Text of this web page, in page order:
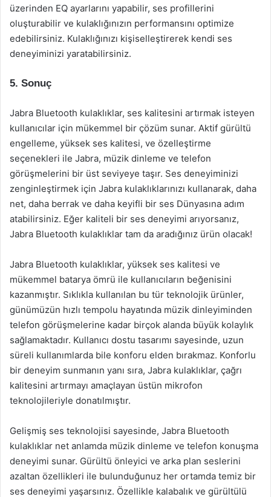
üzerinden EQ ayarlarını yapabilir, ses profillerini
oluşturabilir ve kulaklığınızın performansını optimize
edebilirsiniz. Kulaklığınızı kişiselleştirerek kendi ses
deneyiminizi yaratabilirsiniz.
5. Sonuç
Jabra Bluetooth kulaklıklar, ses kalitesini artırmak isteyen
kullanıcılar için mükemmel bir çözüm sunar. Aktif gürültü
engelleme, yüksek ses kalitesi, ve özelleştirme
seçenekleri ile Jabra, müzik dinleme ve telefon
görüşmelerini bir üst seviyeye taşır. Ses deneyiminizi
zenginleştirmek için Jabra kulaklıklarınızı kullanarak, daha
net, daha berrak ve daha keyifli bir ses Dünyasına adım
atabilirsiniz. Eğer kaliteli bir ses deneyimi arıyorsanız,
Jabra Bluetooth kulaklıklar tam da aradığınız ürün olacak!
Jabra Bluetooth kulaklıklar, yüksek ses kalitesi ve
mükemmel batarya ömrü ile kullanıcıların beğenisini
kazanmıştır. Sıklıkla kullanılan bu tür teknolojik ürünler,
günümüzün hızlı tempolu hayatında müzik dinleyiminden
telefon görüşmelerine kadar birçok alanda büyük kolaylık
sağlamaktadır. Kullanıcı dostu tasarımı sayesinde, uzun
süreli kullanımlarda bile konforu elden bırakmaz. Konforlu
bir deneyim sunmanın yanı sıra, Jabra kulaklıklar, çağrı
kalitesini artırmayı amaçlayan üstün mikrofon
teknolojileriyle donatılmıştır.
Gelişmiş ses teknolojisi sayesinde, Jabra Bluetooth
kulaklıklar net anlamda müzik dinleme ve telefon konuşma
deneyimi sunar. Gürültü önleyici ve arka plan seslerini
azaltan özellikleri ile bulunduğunuz her ortamda temiz bir
ses deneyimi yaşarsınız. Özellikle kalabalık ve gürültülü